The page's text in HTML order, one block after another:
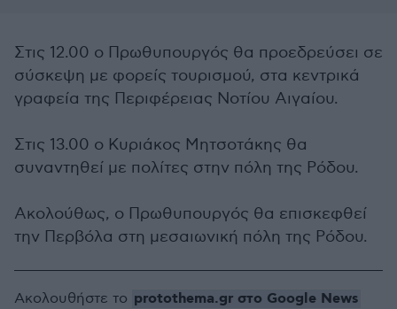
Στις 12.00 ο Πρωθυπουργός θα προεδρεύσει σε
σύσκεψη με φορείς τουρισμού, στα κεντρικά
γραφεία της Περιφέρειας Νοτίου Αιγαίου.
Στις 13.00 ο Κυριάκος Μητσοτάκης θα
συναντηθεί με πολίτες στην πόλη της Ρόδου.
Ακολούθως, ο Πρωθυπουργός θα επισκεφθεί
την Περβόλα στη μεσαιωνική πόλη της Ρόδου.
Ακολουθήστε το protothema.gr στο Google News